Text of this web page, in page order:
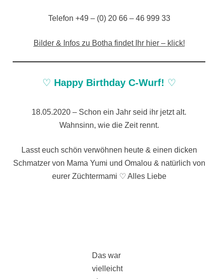
Telefon +49 – (0) 20 66 – 46 999 33
Bilder & Infos zu Botha findet Ihr hier – klick!
♡ Happy Birthday C-Wurf! ♡
18.05.2020 – Schon ein Jahr seid ihr jetzt alt.
Wahnsinn, wie die Zeit rennt.
Lasst euch schön verwöhnen heute & einen dicken
Schmatzer von Mama Yumi und Omalou & natürlich von
eurer Züchtermami ♡ Alles Liebe
Das war
vielleicht